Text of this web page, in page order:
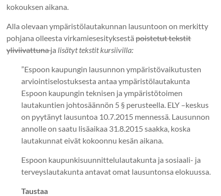
kokouksen aikana.
Alla olevaan ympäristölautakunnan lausuntoon on merkitty
pohjana olleesta virkamiesesityksestäpoistetut tekstit
yliviivattunaja lisätyt tekstit kursiivilla:
”Espoon kaupungin lausunnon ympäristövaikutusten
arviointiselostuksesta antaa ympäristölautakunta
Espoon kaupungin teknisen ja ympäristötoimen
lautakuntien johtosäännön 5 § perusteella. ELY –keskus
on pyytänyt lausuntoa 10.7.2015 mennessä. Lausunnon
annolle on saatu lisäaikaa 31.8.2015 saakka, koska
lautakunnat eivät kokoonnu kesän aikana.
Espoon kaupunkisuunnittelulautakunta ja sosiaali- ja
terveyslautakunta antavat omat lausuntonsa elokuussa.
Taustaa